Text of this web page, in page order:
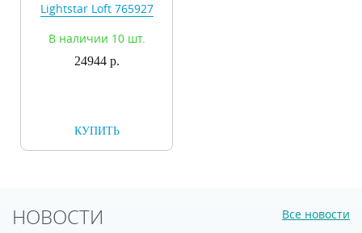
Lightstar Loft 765927
В наличии 10 шт.
24944 р.
КУПИТЬ
НОВОСТИ Все новости